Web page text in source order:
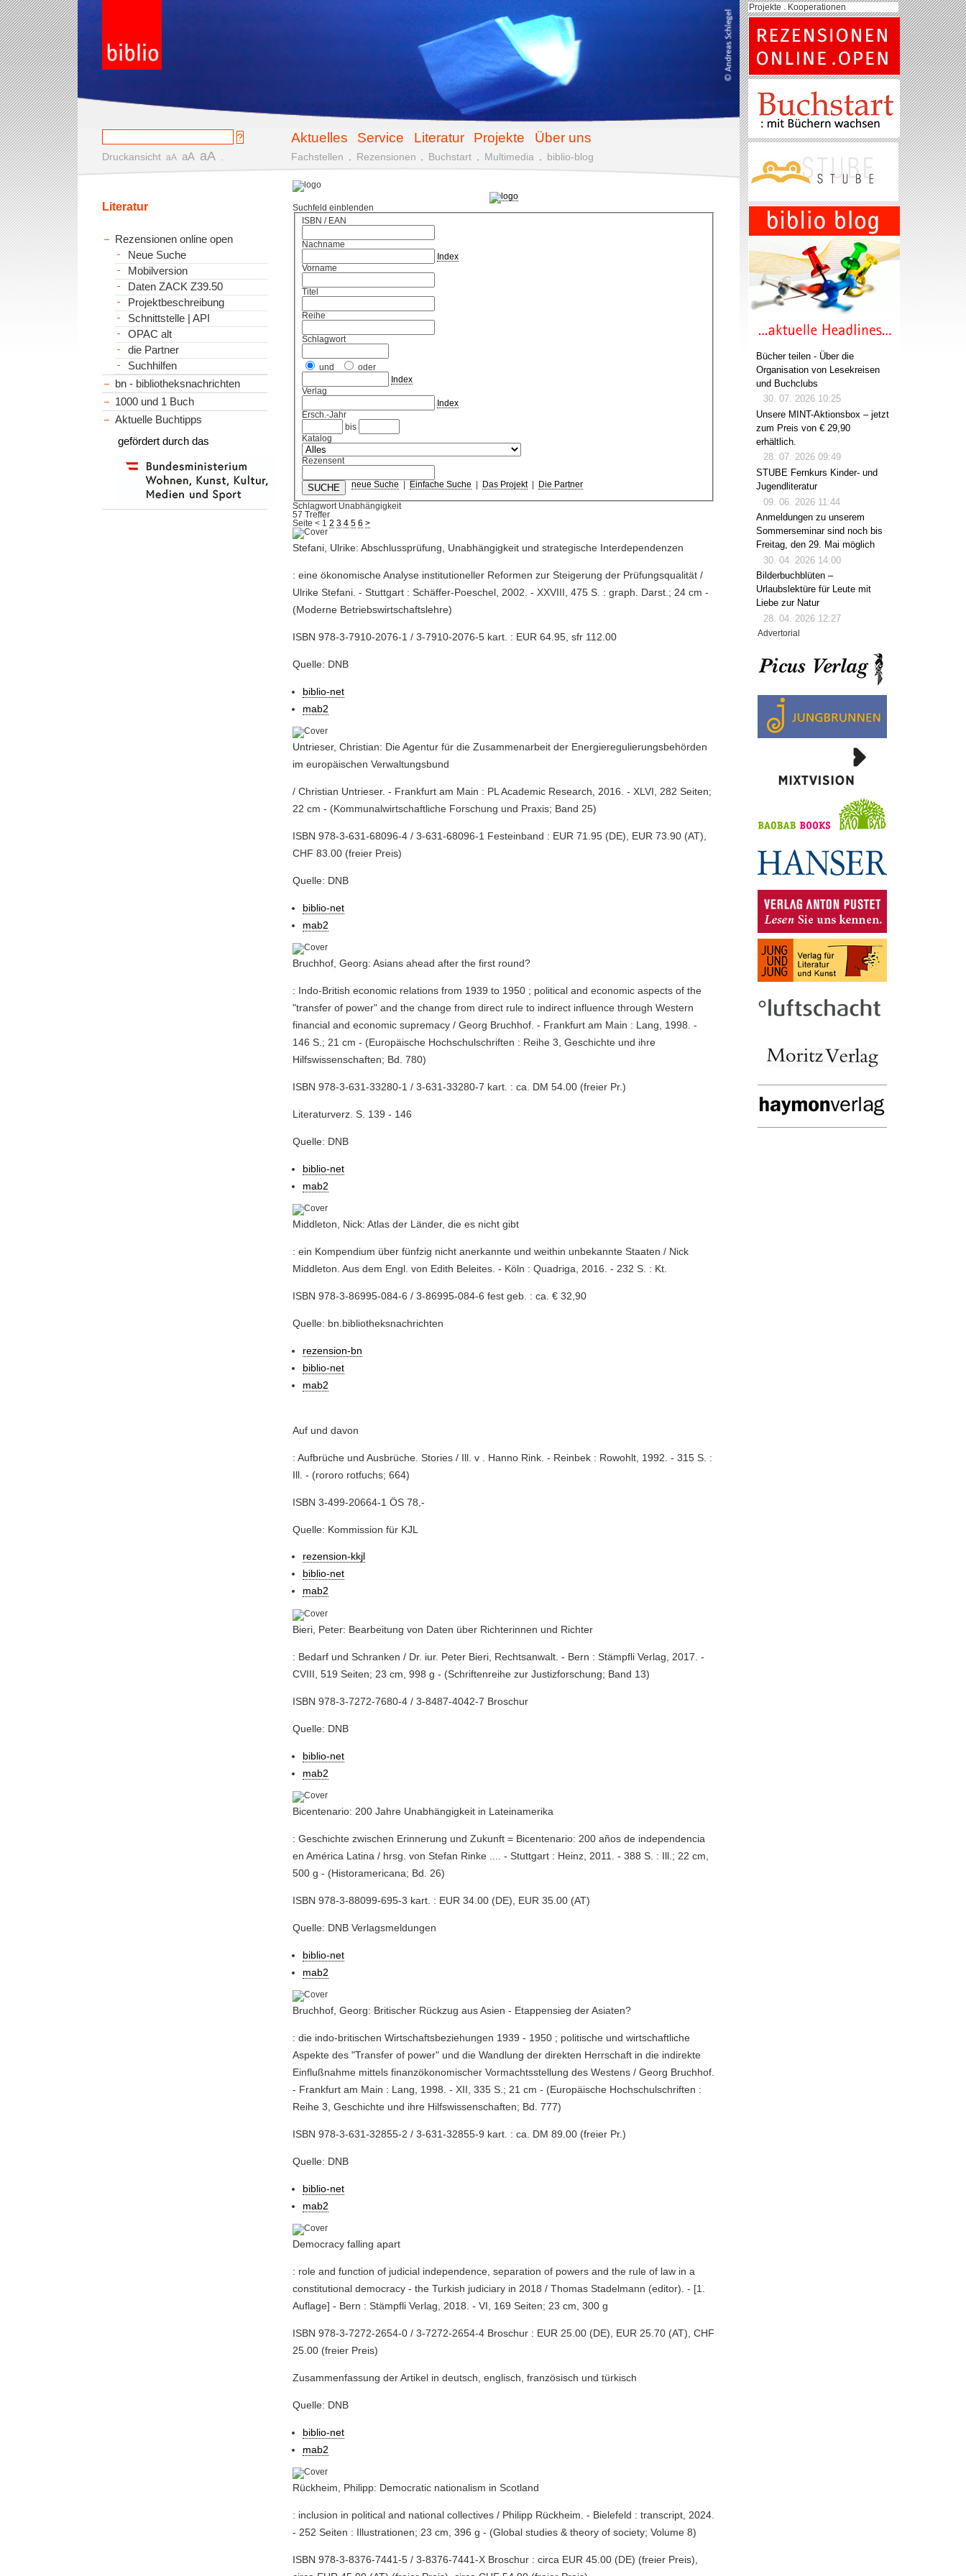
Aktuelles Service Literatur Projekte Über uns
Druckansicht aA aA aA Fachstellen Rezensionen Buchstart Multimedia biblio-blog
Suchfeld einblenden
ISBN / EAN
Nachname
Index
Vorname
Titel
Reihe
Schlagwort
und
oder
Index
Verlag
Index
Ersch.-Jahr
bis
Katalog
Rezensent
neue Suche Einfache Suche Das Projekt| Die Partner
Schlagwort Unabhängigkeit
57 Treffer
Seite< 1 2 3 4 5 6 >
Stefani, Ulrike: Abschlussprüfung, Unabhängigkeit und strategische Interdependenzen
: eine ökonomische Analyse institutioneller Reformen zur Steigerung der Prüfungsqualität /
Ulrike Stefani. - Stuttgart : Schäffer-Poeschel, 2002. - XXVIII, 475 S. : graph. Darst.; 24 cm -
(Moderne Betriebswirtschaftslehre)
ISBN 978-3-7910-2076-1 / 3-7910-2076-5 kart. : EUR 64.95, sfr 112.00
Quelle: DNB
biblio-net
mab2
Untrieser, Christian: Die Agentur für die Zusammenarbeit der Energieregulierungsbehörden
im europäischen Verwaltungsbund
/ Christian Untrieser. - Frankfurt am Main : PL Academic Research, 2016. - XLVI, 282 Seiten;
22 cm - (Kommunalwirtschaftliche Forschung und Praxis; Band 25)
ISBN 978-3-631-68096-4 / 3-631-68096-1 Festeinband : EUR 71.95 (DE), EUR 73.90 (AT),
CHF 83.00 (freier Preis)
Quelle: DNB
biblio-net
mab2
Bruchhof, Georg: Asians ahead after the first round?
: Indo-British economic relations from 1939 to 1950 ; political and economic aspects of the
"transfer of power" and the change from direct rule to indirect influence through Western
financial and economic supremacy / Georg Bruchhof. - Frankfurt am Main : Lang, 1998. -
146 S.; 21 cm - (Europäische Hochschulschriften : Reihe 3, Geschichte und ihre
Hilfswissenschaften; Bd. 780)
ISBN 978-3-631-33280-1 / 3-631-33280-7 kart. : ca. DM 54.00 (freier Pr.)
Literaturverz. S. 139 - 146
Quelle: DNB
biblio-net
mab2
Middleton, Nick: Atlas der Länder, die es nicht gibt
: ein Kompendium über fünfzig nicht anerkannte und weithin unbekannte Staaten / Nick
Middleton. Aus dem Engl. von Edith Beleites. - Köln : Quadriga, 2016. - 232 S. : Kt.
ISBN 978-3-86995-084-6 / 3-86995-084-6 fest geb. : ca. € 32,90
Quelle: bn.bibliotheksnachrichten
rezension-bn
biblio-net
mab2
Auf und davon
: Aufbrüche und Ausbrüche. Stories / Ill. v . Hanno Rink. - Reinbek : Rowohlt, 1992. - 315 S. :
Ill. - (rororo rotfuchs; 664)
ISBN 3-499-20664-1 ÖS 78,-
Quelle: Kommission für KJL
rezension-kkjl
biblio-net
mab2
Bieri, Peter: Bearbeitung von Daten über Richterinnen und Richter
: Bedarf und Schranken / Dr. iur. Peter Bieri, Rechtsanwalt. - Bern : Stämpfli Verlag, 2017. -
CVIII, 519 Seiten; 23 cm, 998 g - (Schriftenreihe zur Justizforschung; Band 13)
ISBN 978-3-7272-7680-4 / 3-8487-4042-7 Broschur
Quelle: DNB
biblio-net
mab2
Bicentenario: 200 Jahre Unabhängigkeit in Lateinamerika
: Geschichte zwischen Erinnerung und Zukunft = Bicentenario: 200 años de independencia
en América Latina / hrsg. von Stefan Rinke .... - Stuttgart : Heinz, 2011. - 388 S. : Ill.; 22 cm,
500 g - (Historamericana; Bd. 26)
ISBN 978-3-88099-695-3 kart. : EUR 34.00 (DE), EUR 35.00 (AT)
Quelle: DNB Verlagsmeldungen
biblio-net
mab2
Bruchhof, Georg: Britischer Rückzug aus Asien - Etappensieg der Asiaten?
: die indo-britischen Wirtschaftsbeziehungen 1939 - 1950 ; politische und wirtschaftliche
Aspekte des "Transfer of power" und die Wandlung der direkten Herrschaft in die indirekte
Einflußnahme mittels finanzökonomischer Vormachtsstellung des Westens / Georg Bruchhof.
- Frankfurt am Main : Lang, 1998. - XII, 335 S.; 21 cm - (Europäische Hochschulschriften :
Reihe 3, Geschichte und ihre Hilfswissenschaften; Bd. 777)
ISBN 978-3-631-32855-2 / 3-631-32855-9 kart. : ca. DM 89.00 (freier Pr.)
Quelle: DNB
biblio-net
mab2
Democracy falling apart
: role and function of judicial independence, separation of powers and the rule of law in a
constitutional democracy - the Turkish judiciary in 2018 / Thomas Stadelmann (editor). - [1.
Auflage] - Bern : Stämpfli Verlag, 2018. - VI, 169 Seiten; 23 cm, 300 g
ISBN 978-3-7272-2654-0 / 3-7272-2654-4 Broschur : EUR 25.00 (DE), EUR 25.70 (AT), CHF
25.00 (freier Preis)
Zusammenfassung der Artikel in deutsch, englisch, französisch und türkisch
Quelle: DNB
biblio-net
mab2
Rückheim, Philipp: Democratic nationalism in Scotland
: inclusion in political and national collectives / Philipp Rückheim. - Bielefeld : transcript, 2024.
- 252 Seiten : Illustrationen; 23 cm, 396 g - (Global studies & theory of society; Volume 8)
ISBN 978-3-8376-7441-5 / 3-8376-7441-X Broschur : circa EUR 45.00 (DE) (freier Preis),
Literatur
Rezensionen online open
Neue Suche
Mobilversion
Daten ZACK Z39.50
Projektbeschreibung
Schnittstelle | API
OPAC alt
die Partner
Suchhilfen
bn - bibliotheksnachrichten
1000 und 1 Buch
Aktuelle Buchtipps
gefördert durch das
Projekte . Kooperationen
Bücher teilen - Über die
Organisation von Lesekreisen
und Buchclubs
30. 07. 2026 10:25
Unsere MINT-Aktionsbox – jetzt
zum Preis von € 29,90
erhältlich.
28. 07. 2026 09:49
STUBE Fernkurs Kinder- und
Jugendliteratur
09. 06. 2026 11:44
Anmeldungen zu unserem
Sommerseminar sind noch bis
Freitag, den 29. Mai möglich
30. 04. 2026 14:00
Bilderbuchblüten –
Urlaubslektüre für Leute mit
Liebe zur Natur
28. 04. 2026 12:27
Advertorial